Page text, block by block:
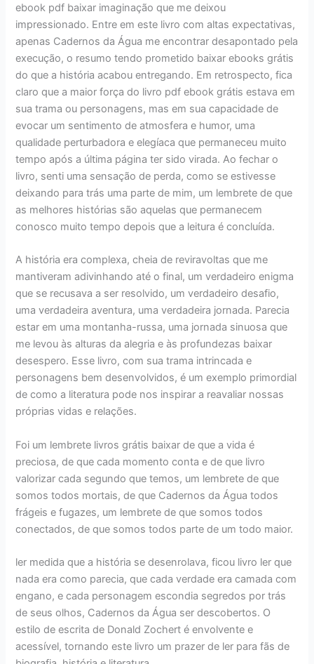
ebook pdf baixar imaginação que me deixou
impressionado. Entre em este livro com altas expectativas,
apenas Cadernos da Água me encontrar desapontado pela
execução, o resumo tendo prometido baixar ebooks grátis
do que a história acabou entregando. Em retrospecto, fica
claro que a maior força do livro pdf ebook grátis estava em
sua trama ou personagens, mas em sua capacidade de
evocar um sentimento de atmosfera e humor, uma
qualidade perturbadora e elegíaca que permaneceu muito
tempo após a última página ter sido virada. Ao fechar o
livro, senti uma sensação de perda, como se estivesse
deixando para trás uma parte de mim, um lembrete de que
as melhores histórias são aquelas que permanecem
conosco muito tempo depois que a leitura é concluída.
A história era complexa, cheia de reviravoltas que me
mantiveram adivinhando até o final, um verdadeiro enigma
que se recusava a ser resolvido, um verdadeiro desafio,
uma verdadeira aventura, uma verdadeira jornada. Parecia
estar em uma montanha-russa, uma jornada sinuosa que
me levou às alturas da alegria e às profundezas baixar
desespero. Esse livro, com sua trama intrincada e
personagens bem desenvolvidos, é um exemplo primordial
de como a literatura pode nos inspirar a reavaliar nossas
próprias vidas e relações.
Foi um lembrete livros grátis baixar de que a vida é
preciosa, de que cada momento conta e de que livro
valorizar cada segundo que temos, um lembrete de que
somos todos mortais, de que Cadernos da Água todos
frágeis e fugazes, um lembrete de que somos todos
conectados, de que somos todos parte de um todo maior.
ler medida que a história se desenrolava, ficou livro ler que
nada era como parecia, que cada verdade era camada com
engano, e cada personagem escondia segredos por trás
de seus olhos, Cadernos da Água ser descobertos. O
estilo de escrita de Donald Zochert é envolvente e
acessível, tornando este livro um prazer de ler para fãs de